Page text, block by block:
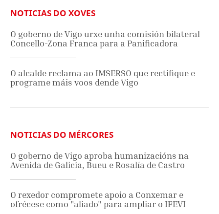
NOTICIAS DO XOVES
O goberno de Vigo urxe unha comisión bilateral
Concello-Zona Franca para a Panificadora
O alcalde reclama ao IMSERSO que rectifique e
programe máis voos dende Vigo
NOTICIAS DO MÉRCORES
O goberno de Vigo aproba humanizacións na
Avenida de Galicia, Bueu e Rosalía de Castro
O rexedor compromete apoio a Conxemar e
ofrécese como "aliado" para ampliar o IFEVI